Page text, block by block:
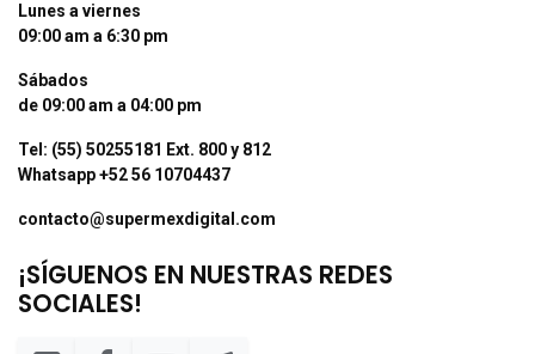
Lunes a viernes
09:00 am a 6:30 pm
Sábados
de 09:00 am a 04:00 pm
Tel: (55) 50255181 Ext. 800 y 812
Whatsapp +52 56 10704437
contacto@supermexdigital.com
¡SÍGUENOS EN NUESTRAS REDES
SOCIALES!